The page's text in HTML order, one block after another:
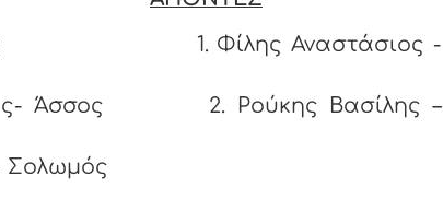
1. Φίλης Αναστάσιος -
Άσσος 2. Ρούκης Βασίλης –
Σολωμός